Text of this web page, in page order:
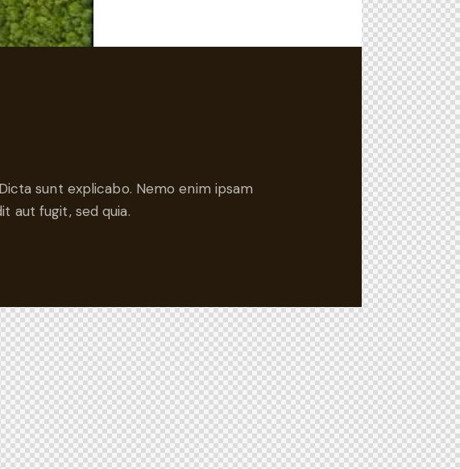
sunt explicabo. Nemo enim ipsam
aut fugit, sed quia.